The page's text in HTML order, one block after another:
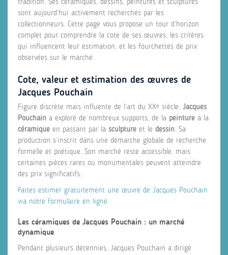
sont aujourd’hui activement recherchés par les
collectionneurs. Cette page vous propose un tour d’horizon
complet pour comprendre la cote de ses œuvres, les critères
qui influencent leur estimation, et les fourchettes de prix
observées sur le marché.
Cote, valeur et estimation des œuvres de
Jacques Pouchain
Figure discrète mais influente de l’art du XXᵉ siècle, Jacques
Pouchain a exploré de nombreux supports, de la peinture à la
céramique en passant par la sculpture et le dessin. Sa
production s’inscrit dans une démarche globale de recherche
formelle et poétique. Son marché reste accessible, mais
certaines pièces rares ou monumentales peuvent atteindre
des prix significatifs.
Faites estimer gratuitement une œuvre de Jacques Pouchain
via notre formulaire en ligne.
Les céramiques de Jacques Pouchain : un marché
dynamique
Pendant plusieurs décennies, Jacques Pouchain a dirigé